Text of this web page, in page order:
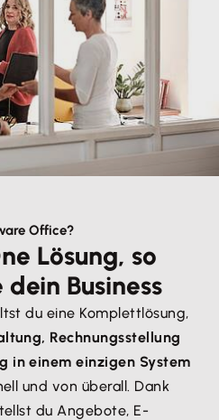
Office?
Lösung, so
Business
du eine Komplettlösung,
Rechnungsstellung
in einem einzigen System
und von überall. Dank
du Angebote, E-